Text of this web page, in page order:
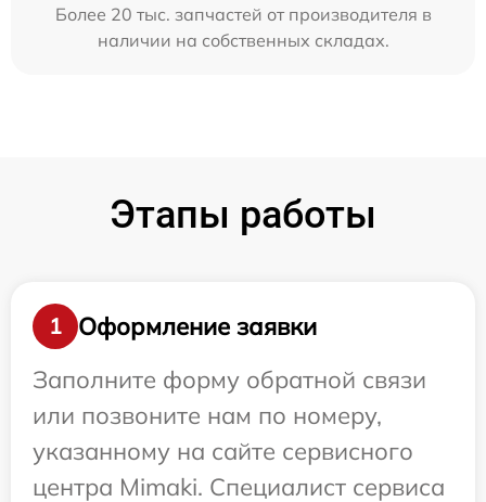
Более 20 тыс. запчастей от производителя в
наличии на собственных складах.
Этапы работы
1
Оформление заявки
Заполните форму обратной связи
или позвоните нам по номеру,
указанному на сайте сервисного
центра Mimaki. Специалист сервиса